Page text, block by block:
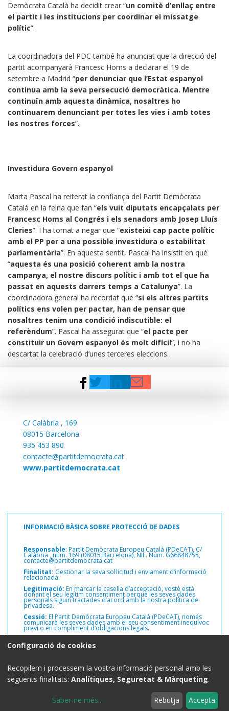
Demòcrata Català ha decidit crear “un comitè d’enllaç entre
el partit i les institucions per coordinar el missatge
polític”.
La coordinadora del PDC també ha anunciat que la direcció del
partit acompanyarà Francesc Homs a declarar el 19 de
setembre a Madrid “per denunciar que l’Estat espanyol
continua amb la seva persecució democràtica. Mentre
continuïn amb aquesta dinàmica, nosaltres ho
continuarem denunciant per totes les vies i amb totes
les nostres forces”.
Investidura Govern espanyol
Marta Pascal ha reiterat la confiança del Partit Demòcrata
Català en la feina que fan “els vuit diputats encapçalats per
Francesc Homs al Congrés i els senadors amb Josep Lluís
Cleries”. I ha tornat a negar que “existeixi cap pacte polític
amb el PP per a una possible investidura o estabilitat
parlamentària”. En aquesta sentit, Pascal ha insistit en què
“aquesta és una posició coherent amb la nostra
campanya, el nostre discurs polític i amb tot el que ha
passat en aquests darrers temps a Catalunya”. La
coordinadora general ha recordat que “si els altres partits
polítics ens volen per pactar, han de pensar que
nosaltres tenim una condició indiscutible: el
referèndum”. Pascal ha assegurat que “el pacte per
constituir un Govern espanyol és molt difícil”, i no ha
descartat la celebració d’unes terceres eleccions.
C/ Calàbria , 169
08015 Barcelona
935 453 890
contacte@partitdemocrata.cat
www.partitdemocrata.cat
INFORMACIÓ BÀSICA SOBRE PROTECCIÓ DE DADES
Responsable: Partit Demòcrata Europeu Català (PDeCAT), C/
Calàbria ,núm. 169 (08015 Barcelona), NIF. Núm. G66848755,
contacte@partitdemocrata.cat
Finalitat: Gestionar la seva sol·licitud i enviament d’informació
relacionada.
Legitimació: En marcar la casella d’acceptació, vostè està
donant el seu legítim consentiment perquè les seves dades
personals siguin tractades d’acord amb la nostra política de
privadesa.
Cessió: El Partit Demòcrata Europeu Català (PDeCAT), només
comunicarà les seves dades amb el seu consentiment inequívoc
previ o en compliment d’obligacions legals.
seves dades personals, així com altres drets, com s’explica a la
informació addicional.
detallada sobre protecció de dades a la web del Partit
Demòcrata Europeu Català (PDeCAT)www.partitdemocrata.cat
Política de cookies
Configuració de cookies
Recopilem i processem la vostra informació personal amb les
següents finalitats: Analítiques, Seguretat & Màrqueting.
Saber-ne més... Rebutja Accepta